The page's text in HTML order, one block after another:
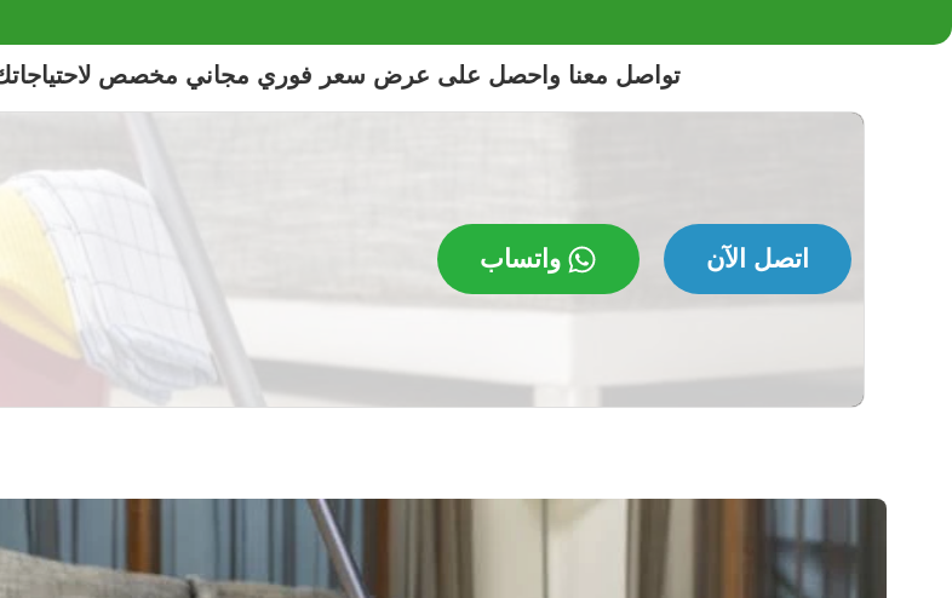
تواصل معنا واحصل على عرض سعر فوري مجاني مخصص
اتصل الآن واتساب